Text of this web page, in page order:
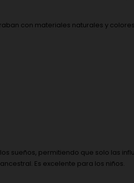
con materiales naturales y
sueños, permitiendo que solo las
Es excelente para los niños.